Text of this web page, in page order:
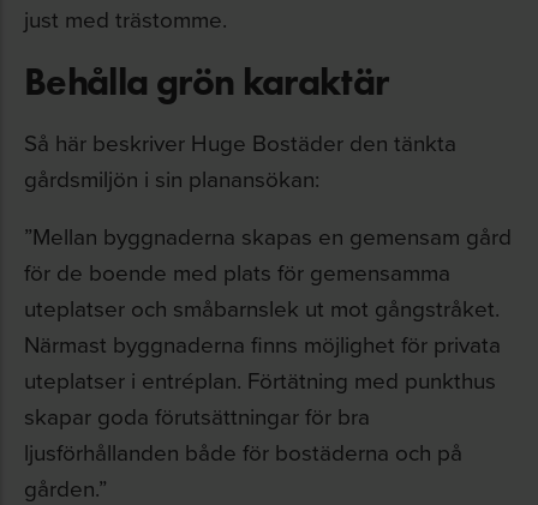
just med trästomme.
Behålla grön karaktär
Så här beskriver Huge Bostäder den tänkta
gårdsmiljön i sin planansökan:
”Mellan byggnaderna skapas en gemensam gård
för de boende med plats för gemensamma
uteplatser och småbarnslek ut mot gångstråket.
Närmast byggnaderna finns möjlighet för privata
uteplatser i entréplan. Förtätning med punkthus
skapar goda förutsättningar för bra
ljusförhållanden både för bostäderna och på
gården.”